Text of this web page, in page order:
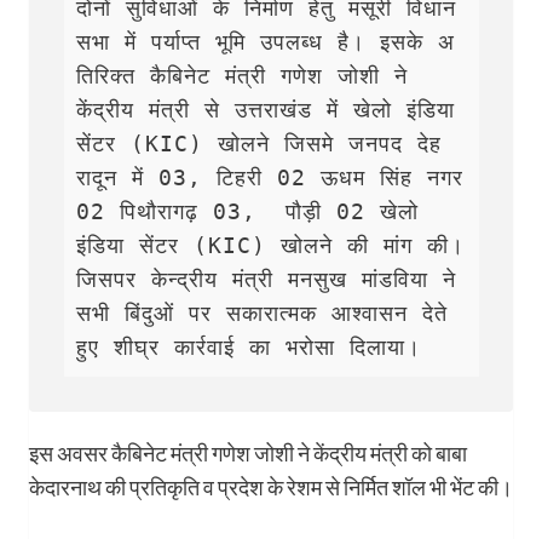
दोनों सुविधाओं के निर्माण हेतु मसूरी विधान
सभा में पर्याप्त भूमि उपलब्ध है। इसके अ
तिरिक्त कैबिनेट मंत्री गणेश जोशी ने
केंद्रीय मंत्री से उत्तराखंड में खेलो इंडिया
सेंटर (KIC) खोलने जिसमे जनपद देह
रादून में 03, टिहरी 02 ऊधम सिंह नगर
02 पिथौरागढ़ 03,  पौड़ी 02 खेलो
इंडिया सेंटर (KIC) खोलने की मांग की।
जिसपर केन्द्रीय मंत्री मनसुख मांडविया ने
सभी बिंदुओं पर सकारात्मक आश्वासन देते
हुए शीघ्र कार्रवाई का भरोसा दिलाया।
इस अवसर कैबिनेट मंत्री गणेश जोशी ने केंद्रीय मंत्री को बाबा
केदारनाथ की प्रतिकृति व प्रदेश के रेशम से निर्मित शॉल भी भेंट की।